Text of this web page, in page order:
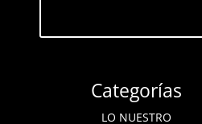
Categorías
LO NUESTRO